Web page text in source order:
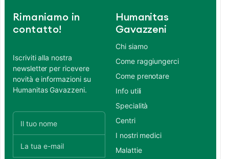
Rimaniamo in
contatto!
Iscriviti alla nostra
newsletter per ricevere
novità e informazioni su
Humanitas Gavazzeni.
Humanitas
Gavazzeni
Chi siamo
Come raggiungerci
Come prenotare
Info utili
Specialità
Centri
I nostri medici
Malattie